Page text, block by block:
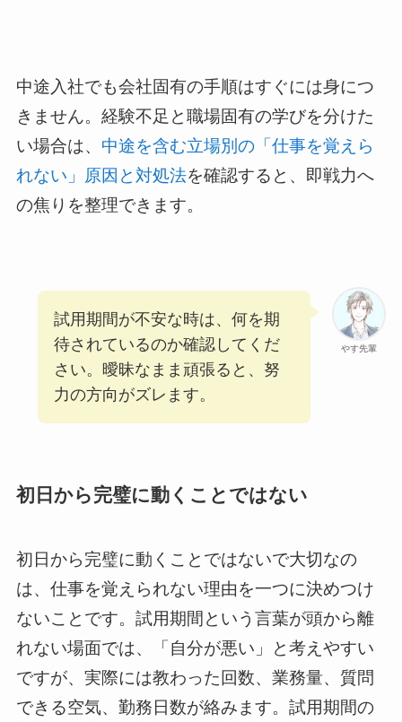
中途入社でも会社固有の手順はすぐには身につ
きません。経験不足と職場固有の学びを分けた
い場合は、 中途を含む立場別の「仕事を覚えら
れない」原因と対処法を確認すると、即戦力へ
の焦りを整理できます。
やす先輩
試用期間が不安な時は、何を期
待されているのか確認してくだ
さい。曖昧なまま頑張ると、努
力の方向がズレます。
初日から完璧に動くことではない
初日から完璧に動くことではないで大切なの
は、仕事を覚えられない理由を一つに決めつけ
ないことです。試用期間という言葉が頭から離
れない場面では、「自分が悪い」と考えやすい
ですが、実際には教わった回数、業務量、質問
できる空気、勤務日数が絡みます。試用期間の